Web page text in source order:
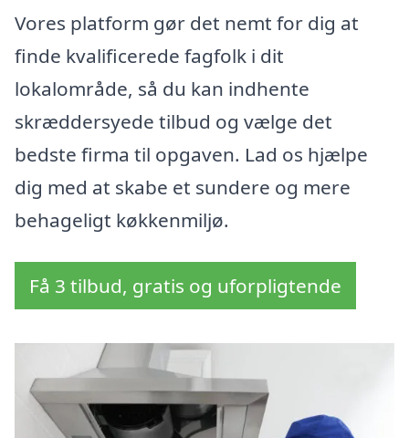
Vores platform gør det nemt for dig at
finde kvalificerede fagfolk i dit
lokalområde, så du kan indhente
skræddersyede tilbud og vælge det
bedste firma til opgaven. Lad os hjælpe
dig med at skabe et sundere og mere
behageligt køkkenmiljø.
Få 3 tilbud, gratis og uforpligtende